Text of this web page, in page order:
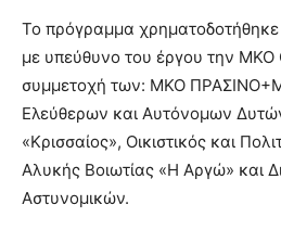
Το πρόγραμμα
με υπεύθυνο του έργου την ΜΚΟ
συμμετοχή των: ΜΚΟ
Ελεύθερων και Αυτόνομων
«Κρισσαίος», Οικιστικός και
Αλυκής Βοιωτίας «Η Αργώ» και
Αστυνομικών.